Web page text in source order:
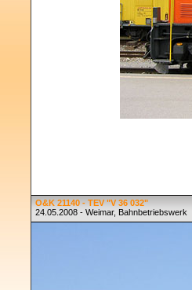
O&K 21140 - TEV "V 36 032"
24.05.2008 - Weimar, Bahnbetriebswerk